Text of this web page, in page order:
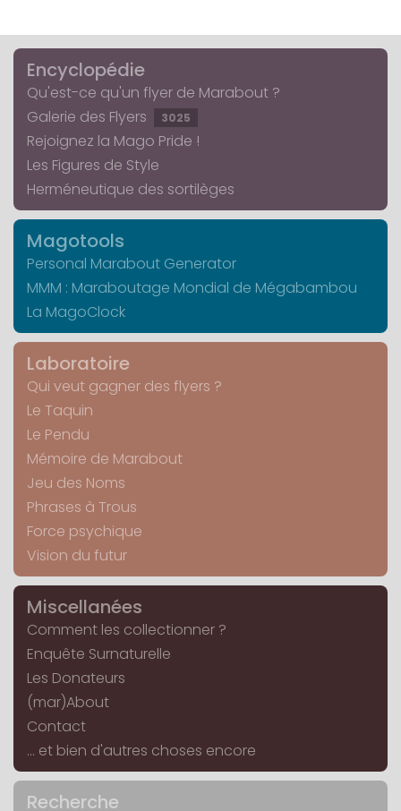
Encyclopédie
Qu'est-ce qu'un flyer de Marabout ?
Galerie des Flyers
3025
Rejoignez la Mago Pride !
Les Figures de Style
Herméneutique des sortilèges
Magotools
Personal Marabout Generator
MMM : Maraboutage Mondial de Mégabambou
La MagoClock
Laboratoire
Qui veut gagner des flyers ?
Le Taquin
Le Pendu
Mémoire de Marabout
Jeu des Noms
Phrases à Trous
Force psychique
Vision du futur
Miscellanées
Comment les collectionner ?
Enquête Surnaturelle
Les Donateurs
(mar)About
Contact
... et bien d'autres choses encore
Recherche